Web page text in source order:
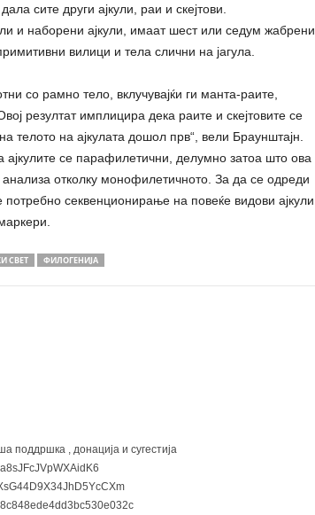
сите други ајкули, раи и скејтови.
и наборени ајкули, имаат шест или седум жабрени
вилици и тела слични на јагула.
со рамно тело, вклучувајќи ги манта-раите,
резултат имплицира дека раите и скејтовите се
телото на ајкулата дошол прв“, вели Браунштајн.
ајкулите се парафилетични, делумно затоа што ова
отколку монофилетичното. За да се одреди
секвенционирање на повеќе видови ајкули
СВЕТ ФИЛОГЕНИЈА
поддршка , донација и сугестија